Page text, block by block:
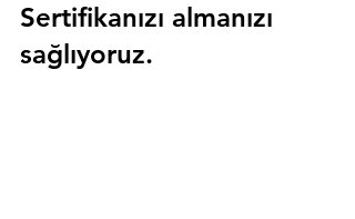
Sertifikanızı almanızı
sağlıyoruz.